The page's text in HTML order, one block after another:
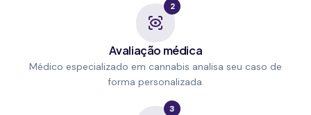
2
Avaliação médica
Médico especializado em cannabis analisa seu caso de
forma personalizada.
3